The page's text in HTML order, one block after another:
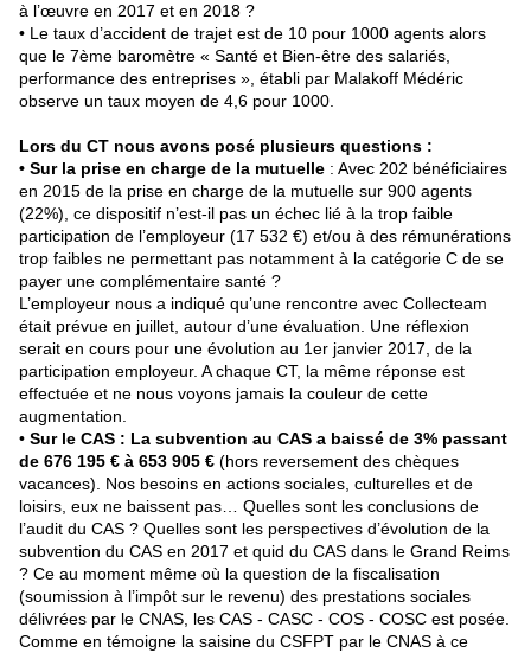
à l’œuvre en 2017 et en 2018 ?
• Le taux d’accident de trajet est de 10 pour 1000 agents alors
que le 7ème baromètre « Santé et Bien-être des salariés,
performance des entreprises », établi par Malakoff Médéric
observe un taux moyen de 4,6 pour 1000.
Lors du CT nous avons posé plusieurs questions :
• Sur la prise en charge de la mutuelle : Avec 202 bénéficiaires
en 2015 de la prise en charge de la mutuelle sur 900 agents
(22%), ce dispositif n’est-il pas un échec lié à la trop faible
participation de l’employeur (17 532 €) et/ou à des rémunérations
trop faibles ne permettant pas notamment à la catégorie C de se
payer une complémentaire santé ?
L’employeur nous a indiqué qu’une rencontre avec Collecteam
était prévue en juillet, autour d’une évaluation. Une réflexion
serait en cours pour une évolution au 1er janvier 2017, de la
participation employeur. A chaque CT, la même réponse est
effectuée et ne nous voyons jamais la couleur de cette
augmentation.
• Sur le CAS : La subvention au CAS a baissé de 3% passant
de 676 195 € à 653 905 € (hors reversement des chèques
vacances). Nos besoins en actions sociales, culturelles et de
loisirs, eux ne baissent pas… Quelles sont les conclusions de
l’audit du CAS ? Quelles sont les perspectives d’évolution de la
subvention du CAS en 2017 et quid du CAS dans le Grand Reims
? Ce au moment même où la question de la fiscalisation
(soumission à l’impôt sur le revenu) des prestations sociales
délivrées par le CNAS, les CAS - CASC - COS - COSC est posée.
Comme en témoigne la saisine du CSFPT par le CNAS à ce